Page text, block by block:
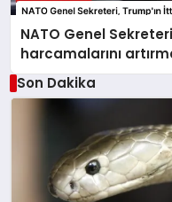
NATO Genel
harcamalarını
Son Dakika